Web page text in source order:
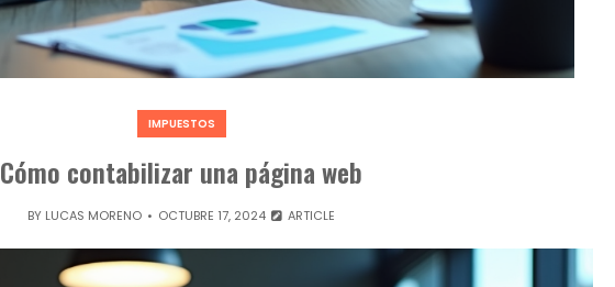
IMPUESTOS
Cómo contabilizar una página web
BY LUCAS MORENO OCTUBRE 17, 2024 ARTICLE